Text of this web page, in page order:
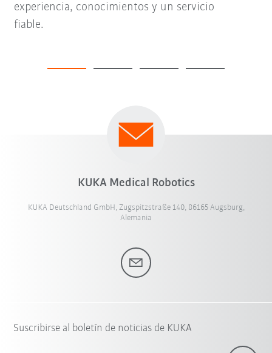
experiencia, conocimientos y un servicio
fiable.
KUKA Medical Robotics
KUKA Deutschland GmbH, Zugspitzstraße 140, 86165 Augsburg,
Alemania
Suscribirse al boletín de noticias de KUKA